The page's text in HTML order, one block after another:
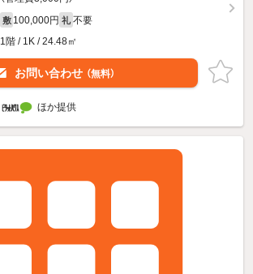
敷 100,000円 礼 不要
1階 / 1K / 24.48㎡
お問い合わせ （無料）
ほか提供